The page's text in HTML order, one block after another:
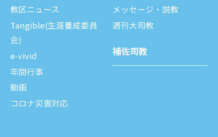
教区ニュース
Tangible(生涯養成委員
会)
e-vivid
年間⾏事
動画
コロナ災害対応
メッセージ・説教
週刊⼤司教
補佐司教